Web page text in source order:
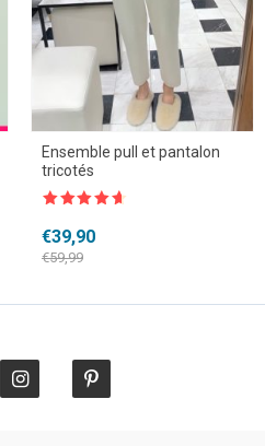
Ensemble pull et pantalon
tricotés
€59,99
Le
prix
€39,90
Le
prix